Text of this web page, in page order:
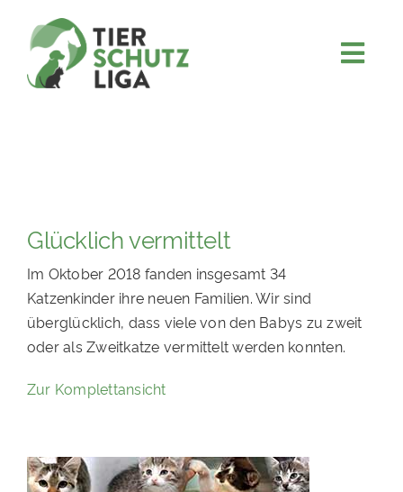
content
FÖRDERN & VERERBEN
KOOPERATIONEN
4KIDS
TIERHEIMTIERE
TIERHEIME
HELFER WERDEN
Glücklich vermittelt
Im Oktober 2018 fanden insgesamt 34
Katzenkinder ihre neuen Familien. Wir sind
überglücklich, dass viele von den Babys zu zweit
oder als Zweitkatze vermittelt werden konnten.
Zur Komplettansicht